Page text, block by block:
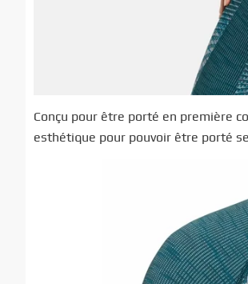
Conçu pour être porté en première
esthétique pour pouvoir être porté